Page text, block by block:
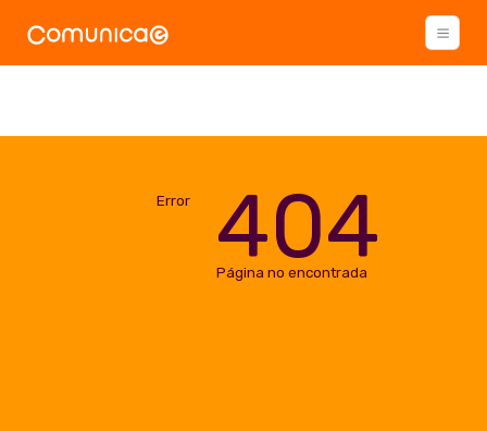
Error 404
Página no encontrada